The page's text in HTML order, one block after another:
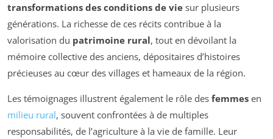
transformations des conditions de vie sur plusieurs
générations. La richesse de ces récits contribue à la
valorisation du patrimoine rural, tout en dévoilant la
mémoire collective des anciens, dépositaires d’histoires
précieuses au cœur des villages et hameaux de la région.
Les témoignages illustrent également le rôle des femmes en
milieu rural, souvent confrontées à de multiples
responsabilités, de l’agriculture à la vie de famille. Leur